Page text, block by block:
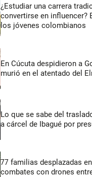
¿Estudiar una carrera
convertirse en influencer?
los jóvenes colombianos
En Cúcuta despidieron a
murió en el atentado del
Lo que se sabe del
a cárcel de Ibagué por
77 familias desplazadas
combates con drones